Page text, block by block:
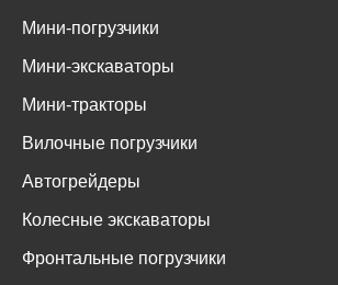
Мини-погрузчики
Мини-экскаваторы
Мини-тракторы
Вилочные погрузчики
Автогрейдеры
Колесные экскаваторы
Фронтальные погрузчики